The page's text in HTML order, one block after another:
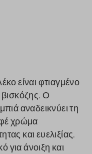
είναι φτιαγμένο
βισκόζης. Ο
αναδεικνύει τη
χρώμα
και ευελιξίας.
για άνοιξη και